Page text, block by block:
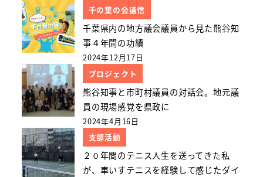
千の葉の会通信
千葉県内の地方議会議員から見た熊谷知
事４年間の功績
2024年12月17日
プロジェクト
熊谷知事と市町村議員の対話会。地元議
員の現場感覚を県政に
2024年4月16日
支部活動
２０年間のテニス人生を送ってきた私
が、車いすテニスを経験して感じたダイ